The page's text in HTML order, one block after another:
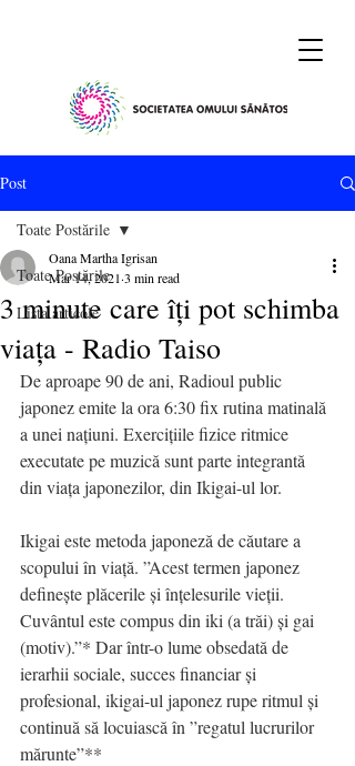
Post
Toate Postările
Lista articole
Toate Postările
3 minute care îți pot schimba
viața - Radio Taiso
Oana Martha Igrisan
Mar 14, 2021 3 min read
De aproape 90 de ani, Radioul public
japonez emite la ora 6:30 fix rutina matinală
a unei națiuni. Exercițiile fizice ritmice
executate pe muzică sunt parte integrantă
din viața japonezilor, din Ikigai-ul lor.
Ikigai este metoda japoneză de căutare a
scopului în viață. ”Acest termen japonez
definește plăcerile și înțelesurile vieții.
Cuvântul este compus din iki (a trăi) și gai
(motiv).”* Dar într-o lume obsedată de
ierarhii sociale, succes financiar și
profesional, ikigai-ul japonez rupe ritmul și
continuă să locuiască în ”regatul lucrurilor
mărunte”**